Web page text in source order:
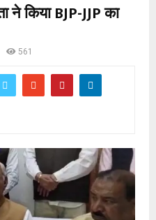
ने किया BJP-JJP का
561